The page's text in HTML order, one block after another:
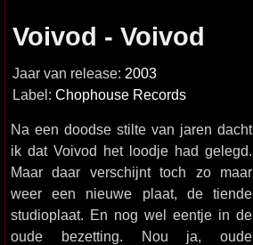
Voivod - Voivod
Jaar van release: 2003
Label: Chophouse Records
Na een doodse stilte van jaren dacht
ik dat Voivod het loodje had gelegd.
Maar daar verschijnt toch zo maar
weer een nieuwe plaat, de tiende
studioplaat. En nog wel eentje in de
oude bezetting. Nou ja, oude